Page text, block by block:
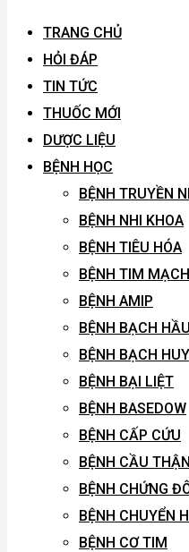
TRANG CHỦ
HỎI ĐÁP
TIN TỨC
THUỐC MỚI
DƯỢC LIỆU
BỆNH HỌC
BỆNH TRUYỀN
BỆNH NHI KHOA
BỆNH TIÊU HÓA
BỆNH TIM MẠCH
BỆNH AMIP
BỆNH BẠCH HẦU
BỆNH BẠCH
BỆNH BẠI LIỆT
BỆNH BASEDOW
BỆNH CẤP CỨU
BỆNH CẦU THẬN
BỆNH CHỨNG
BỆNH CHUYỂN
BỆNH CƠ TIM